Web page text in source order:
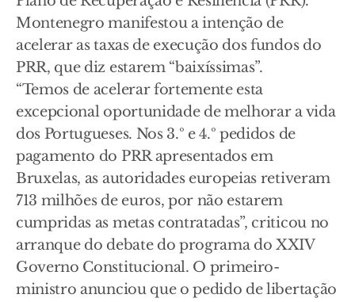
Montenegro manifestou a intenção de
acelerar as taxas de execução dos fundos do
PRR, que diz estarem “baixíssimas”.
“Temos de acelerar fortemente esta
excepcional oportunidade de melhorar a vida
dos Portugueses. Nos 3.º e 4.º pedidos de
pagamento do PRR apresentados em
Bruxelas, as autoridades europeias retiveram
713 milhões de euros, por não estarem
cumpridas as metas contratadas”, criticou no
arranque do debate do programa do XXIV
Governo Constitucional. O primeiro-
ministro anunciou que o pedido de libertação